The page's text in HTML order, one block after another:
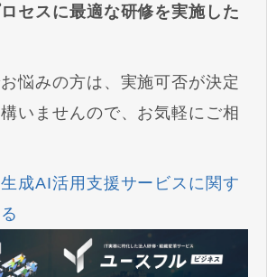
ロセスに最適な研修を実施した
悩みの方は、実施可否が決定
いませんので、お気軽にご相
成AI活用支援サービスに関す